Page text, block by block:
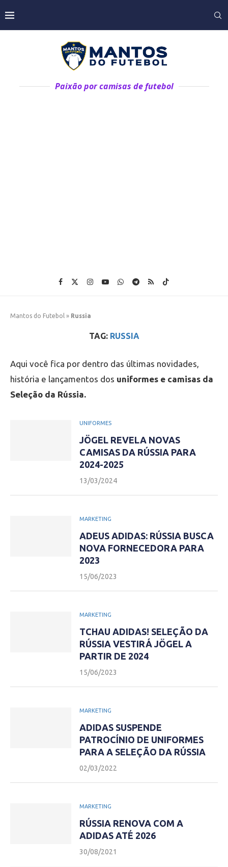
Paixão por camisas de futebol
Mantos do Futebol » Russia
TAG: RUSSIA
Aqui você fica por dentro das últimas novidades,
história e lançamentos dos uniformes e camisas da
Seleção da Rússia.
UNIFORMES
JÖGEL REVELA NOVAS
CAMISAS DA RÚSSIA PARA
2024-2025
13/03/2024
MARKETING
ADEUS ADIDAS: RÚSSIA BUSCA
NOVA FORNECEDORA PARA
2023
15/06/2023
MARKETING
TCHAU ADIDAS! SELEÇÃO DA
RÚSSIA VESTIRÁ JÖGEL A
PARTIR DE 2024
15/06/2023
MARKETING
ADIDAS SUSPENDE
PATROCÍNIO DE UNIFORMES
PARA A SELEÇÃO DA RÚSSIA
02/03/2022
MARKETING
RÚSSIA RENOVA COM A
ADIDAS ATÉ 2026
30/08/2021